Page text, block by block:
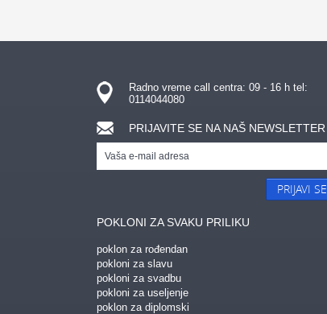
Radno vreme call centra: 09 - 16 h tel:
0114044080
PRIJAVITE SE NA NAŠ NEWSLETTER
PRIJAVI SE
POKLONI ZA SVAKU PRILIKU
poklon za rođendan
pokloni za slavu
pokloni za svadbu
pokloni za useljenje
poklon za diplomski